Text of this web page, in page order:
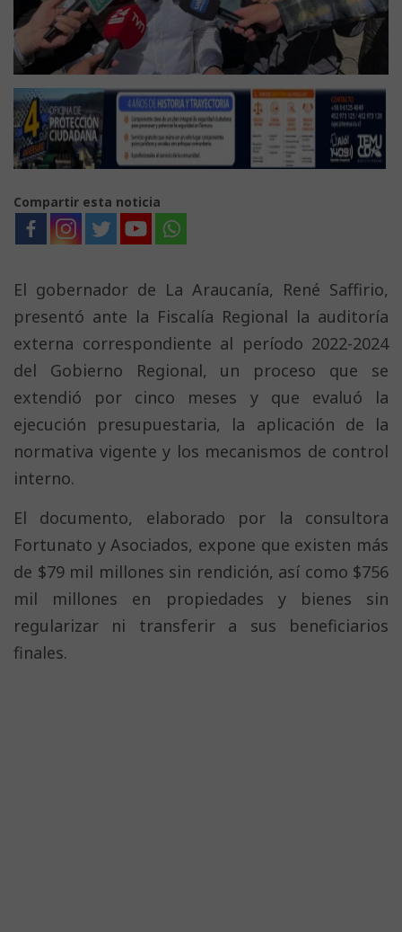
Compartir esta noticia
El gobernador de La Araucanía, René Saffirio,
presentó ante la Fiscalía Regional la auditoría
externa correspondiente al período 2022-2024
del Gobierno Regional, un proceso que se
extendió por cinco meses y que evaluó la
ejecución presupuestaria, la aplicación de la
normativa vigente y los mecanismos de control
interno.
El documento, elaborado por la consultora
Fortunato y Asociados, expone que existen más
de $79 mil millones sin rendición, así como $756
mil millones en propiedades y bienes sin
regularizar ni transferir a sus beneficiarios
finales.